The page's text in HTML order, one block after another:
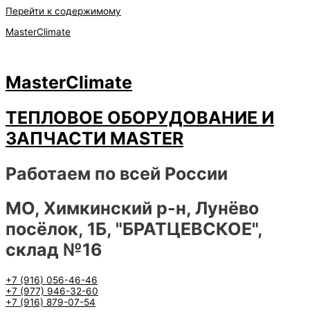
Перейти к содержимому
MasterClimate
MasterClimate
ТЕПЛОВОЕ ОБОРУДОВАНИЕ И
ЗАПЧАСТИ MASTER
Работаем по всей России
МО, Химкинский р-н, Лунёво
посёлок, 1Б, "БРАТЦЕВСКОЕ",
склад №16
+7 (916) 056-46-46
+7 (977) 946-32-60
+7 (916) 879-07-54